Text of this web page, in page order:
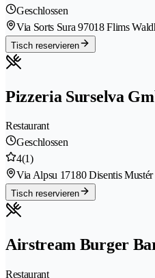
Geschlossen
Via Sorts Sura 97018 Flims
Tisch reservieren
Pizzeria Surselva
Restaurant
Geschlossen
4(1)
Via Alpsu 17180 Disentis Mustér
Tisch reservieren
Airstream Burger
Restaurant